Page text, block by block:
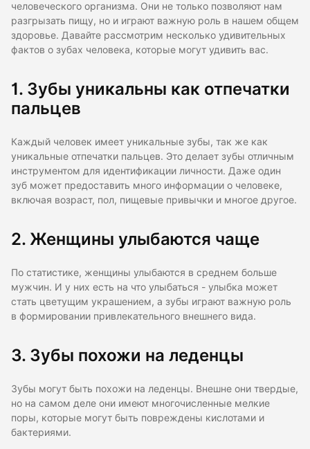
человеческого организма. Они не только позволяют нам
разгрызать пищу, но и играют важную роль в нашем общем
здоровье. Давайте рассмотрим несколько удивительных
фактов о зубах человека, которые могут удивить вас.
1. Зубы уникальны как отпечатки
пальцев
Каждый человек имеет уникальные зубы, так же как
уникальные отпечатки пальцев. Это делает зубы отличным
инструментом для идентификации личности. Даже один
зуб может предоставить много информации о человеке,
включая возраст, пол, пищевые привычки и многое другое.
2. Женщины улыбаются чаще
По статистике, женщины улыбаются в среднем больше
мужчин. И у них есть на что улыбаться - улыбка может
стать цветущим украшением, а зубы играют важную роль
в формировании привлекательного внешнего вида.
3. Зубы похожи на леденцы
Зубы могут быть похожи на леденцы. Внешне они твердые,
но на самом деле они имеют многочисленные мелкие
поры, которые могут быть повреждены кислотами и
бактериями.